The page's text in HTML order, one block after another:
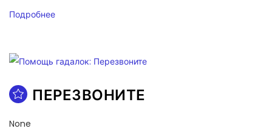
Подробнее
ПЕРЕЗВОНИТЕ
None